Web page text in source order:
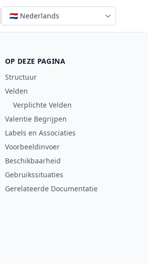
OP DEZE PAGINA
Structuur
Velden
Verplichte Velden
Valentie Begrijpen
Labels en Associaties
Voorbeeldinvoer
Beschikbaarheid
Gebruikssituaties
Gerelateerde Documentatie